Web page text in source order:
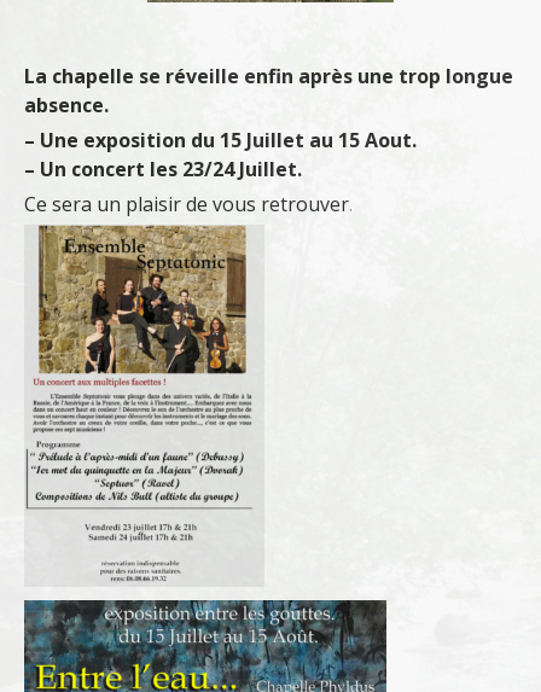
La chapelle se réveille enfin après une trop longue
absence.
– Une exposition du 15 Juillet au 15 Aout.
– Un concert les 23/24 Juillet.
Ce sera un plaisir de vous retrouver.